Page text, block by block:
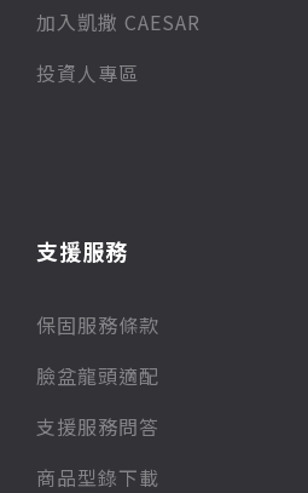
加入凱撒 CAESAR
投資人專區
支援服務
保固服務條款
臉盆龍頭適配
支援服務問答
商品型錄下載